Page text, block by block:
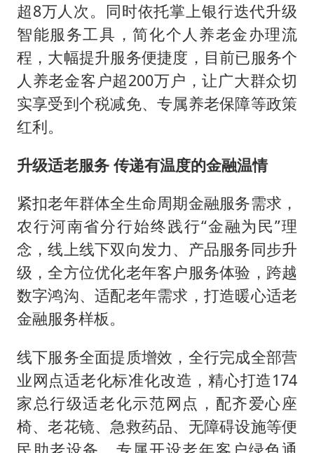
超8万人次。同时依托掌上银行迭代升级
智能服务工具，简化个人养老金办理流
程，大幅提升服务便捷度，目前已服务个
人养老金客户超200万户，让广大群众切
实享受到个税减免、专属养老保障等政策
红利。
升级适老服务 传递有温度的金融温情
紧扣老年群体全生命周期金融服务需求，
农行河南省分行始终践行“金融为民”理
念，线上线下双向发力、产品服务同步升
级，全方位优化老年客户服务体验，跨越
数字鸿沟、适配老年需求，打造暖心适老
金融服务样板。
线下服务全面提质增效，全行完成全部营
业网点适老化标准化改造，精心打造174
家总行级适老化示范网点，配齐爱心座
椅、老花镜、急救药品、无障碍设施等便